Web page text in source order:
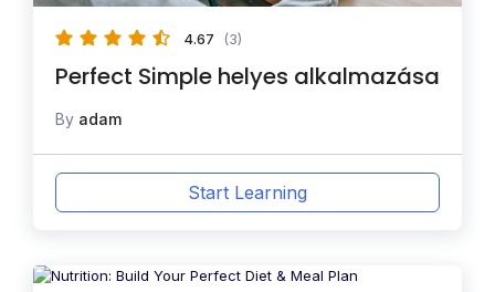
4.67 (3)
Perfect Simple helyes alkalmazása
By adam
Start Learning